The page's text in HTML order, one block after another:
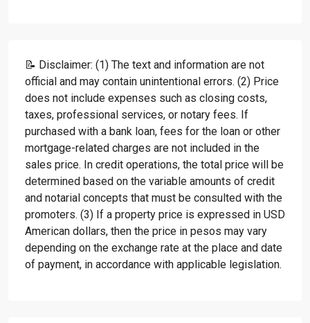
📝 Disclaimer: (1) The text and information are not
official and may contain unintentional errors. (2) Price
does not include expenses such as closing costs,
taxes, professional services, or notary fees. If
purchased with a bank loan, fees for the loan or other
mortgage-related charges are not included in the
sales price. In credit operations, the total price will be
determined based on the variable amounts of credit
and notarial concepts that must be consulted with the
promoters. (3) If a property price is expressed in USD
American dollars, then the price in pesos may vary
depending on the exchange rate at the place and date
of payment, in accordance with applicable legislation.